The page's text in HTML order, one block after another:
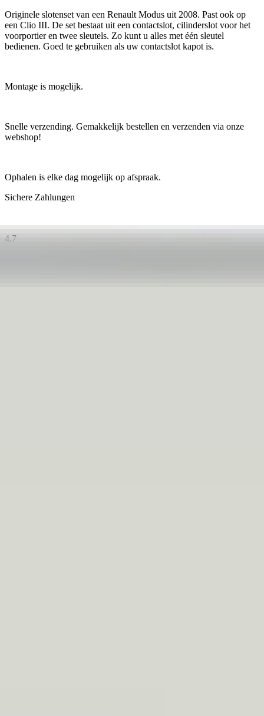
Originele slotenset van een Renault Modus uit 2008. Past ook op
een Clio III. De set bestaat uit een contactslot, cilinderslot voor het
voorportier en twee sleutels. Zo kunt u alles met één sleutel
bedienen. Goed te gebruiken als uw contactslot kapot is.
Montage is mogelijk.
Snelle verzending. Gemakkelijk bestellen en verzenden via onze
webshop!
Ophalen is elke dag mogelijk op afspraak.
Sichere Zahlungen
4.7